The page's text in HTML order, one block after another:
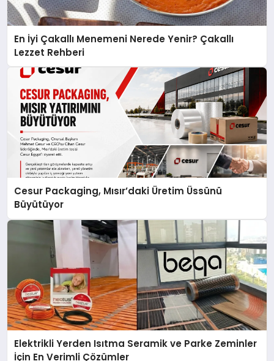
En İyi Çakallı Menemeni Nerede Yenir? Çakallı
Lezzet Rehberi
Cesur Packaging, Mısır’daki Üretim Üssünü
Büyütüyor
Elektrikli Yerden Isıtma Seramik ve Parke Zeminler
İçin En Verimli Çözümler